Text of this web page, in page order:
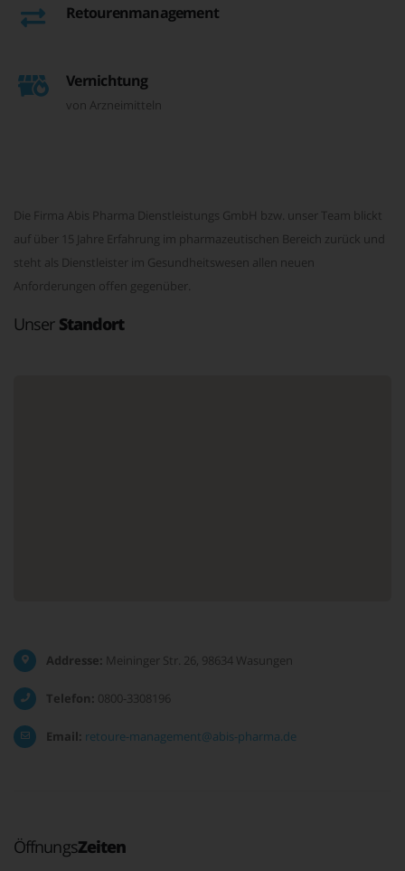
Retourenmanagement
Vernichtung
von Arzneimitteln
Die Firma Abis Pharma Dienstleistungs GmbH bzw. unser Team blickt
auf über 15 Jahre Erfahrung im pharmazeutischen Bereich zurück und
steht als Dienstleister im Gesundheitswesen allen neuen
Anforderungen offen gegenüber.
Unser Standort
Addresse: Meininger Str. 26, 98634 Wasungen
Telefon: 0800-3308196
Email: retoure-management@abis-pharma.de
ÖffnungsZeiten